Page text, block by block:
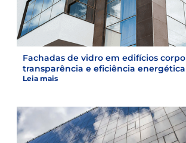
Fachadas de vidro em edifícios
transparência e eficiência energética
Leia mais